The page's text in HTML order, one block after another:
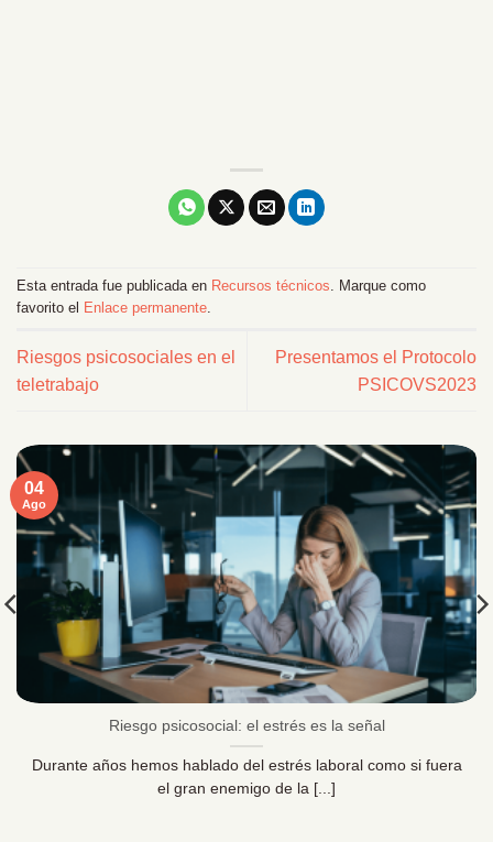
Esta entrada fue publicada en Recursos técnicos . Marque como
favorito el Enlace permanente
Riesgos psicosociales en el
teletrabajo
Presentamos el Protocolo
PSICOVS2023
Riesgo psicosocial: el estrés es la señal
Durante años hemos hablado del estrés laboral como si fuera
el gran enemigo de la [...]
04
Ago